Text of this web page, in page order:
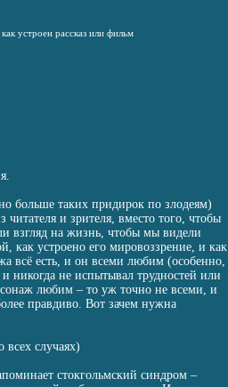
устроен рассказ или фильм
больше таких придирок по злодеям)
и зрителя, вместо того, чтобы
взгляд на жизнь, чтобы мы видели
как устроено его мировоззрение, и как
всё есть, и он всеми любим (особенно,
никогда не испытывал трудностей или
любим – то уж точно не всеми, и
правдиво. Вот зачем нужна
случаях)
стокгольмский синдром –